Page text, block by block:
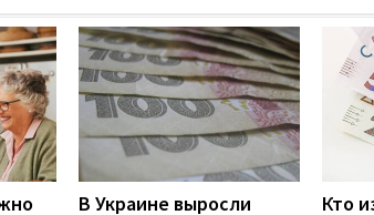
В Украине выросли
Кто